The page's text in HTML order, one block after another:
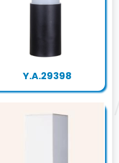
Y.A.29398